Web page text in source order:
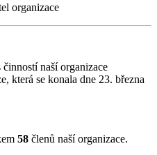
organizace
naší organizace
která se konala dne 23. března
58 členů naší organizace.